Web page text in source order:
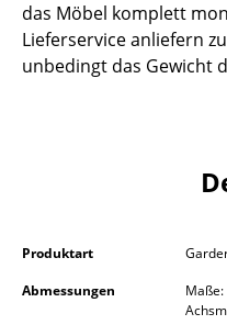
Kleinaufbewahrung
Einzelteile
Hängeleuchten &
Tischleuchten
Schreibtischleuchten
das Möbel komplett
Lieferservice anliefern
unbedingt das Gewicht
Produktart
Abmessungen
Maße: